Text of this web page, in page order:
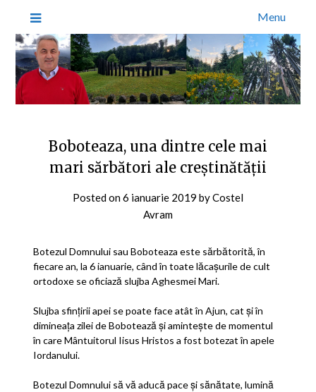
Menu
Boboteaza, una dintre cele mai
mari sărbători ale creștinătății
Posted on6 ianuarie 2019 byCostel
Avram
Botezul Domnului sau Boboteaza este sărbătorită, în
fiecare an, la 6 ianuarie, când în toate lăcaşurile de cult
ortodoxe se oficiază slujba Aghesmei Mari.
Slujba sfinţirii apei se poate face atât în Ajun, cat şi în
dimineaţa zilei de Bobotează şi aminteşte de momentul
în care Mântuitorul Iisus Hristos a fost botezat în apele
Iordanului.
Botezul Domnului să vă aducă pace şi sănătate, lumină